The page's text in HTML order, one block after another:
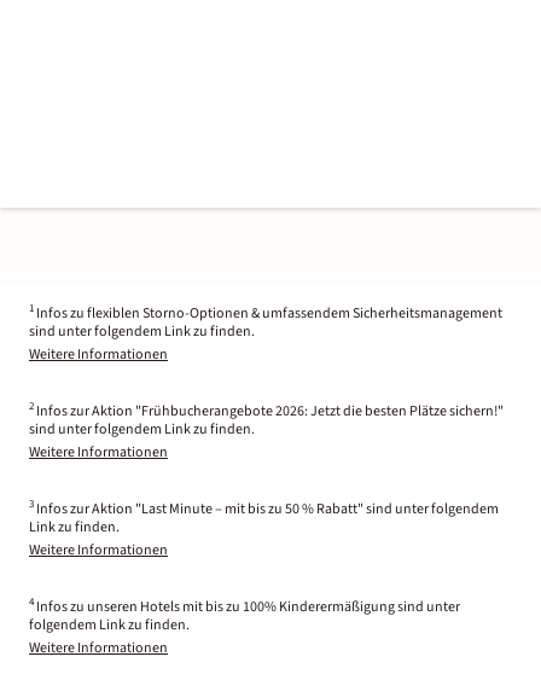
1 Infos zu flexiblen Storno-Optionen & umfassendem Sicherheitsmanagement
sind unter folgendem Link zu finden.
Weitere Informationen
2 Infos zur Aktion "Frühbucherangebote 2026: Jetzt die besten Plätze sichern!"
sind unter folgendem Link zu finden.
Weitere Informationen
3 Infos zur Aktion "Last Minute – mit bis zu 50 % Rabatt" sind unter folgendem
Link zu finden.
Weitere Informationen
4 Infos zu unseren Hotels mit bis zu 100% Kinderermäßigung sind unter
folgendem Link zu finden.
Weitere Informationen